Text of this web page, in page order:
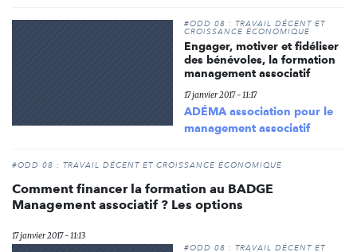
#ODD 08 : TRAVAIL DÉCENT ET
CROISSANCE ÉCONOMIQUE
Engager, motiver et fidéliser
des bénévoles, la formation
management associatif
17 janvier 2017 - 11:17
ADÉMA association pour le
management associatif
#ODD 08 : TRAVAIL DÉCENT ET CROISSANCE ÉCONOMIQUE
Comment financer la formation au BADGE
Management associatif ? Les options
17 janvier 2017 - 11:13
#ODD 08 : TRAVAIL DÉCENT ET